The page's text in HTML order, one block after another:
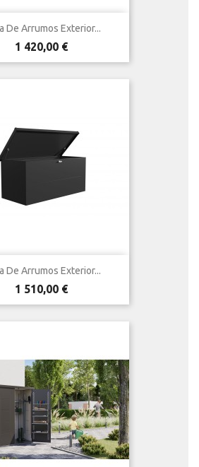
De Arrumos Exterior...
Preço
1 420,00 €
De Arrumos Exterior...
Preço
1 510,00 €